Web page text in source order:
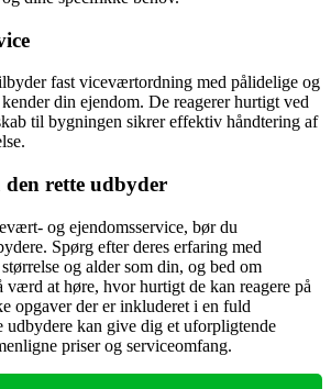
fast viceværtordning med pålidelige og
din ejendom. De reagerer hurtigt ved
til bygningen sikrer effektiv håndtering af
rette udbyder
og ejendomsservice, bør du
Spørg efter deres erfaring med
og alder som din, og bed om
værd at høre, hvor hurtigt de kan reagere på
opgaver der er inkluderet i en fuld
udbydere kan give dig et uforpligtende
priser og serviceomfang.